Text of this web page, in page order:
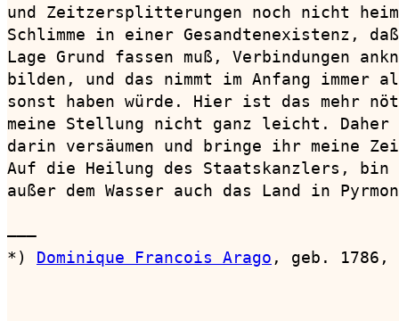
und Zeitzersplitterungen noch nicht
Schlimme in einer Gesandtenexistenz,
Lage Grund fassen muß, Verbindungen
bilden, und das nimmt im Anfang immer
sonst haben würde. Hier ist das mehr
meine Stellung nicht ganz leicht. Daher
darin versäumen und bringe ihr meine
Auf die Heilung des Staatskanzlers,
außer dem Wasser auch das Land in
———
*) Dominique Francois Arago , geb. 1786,